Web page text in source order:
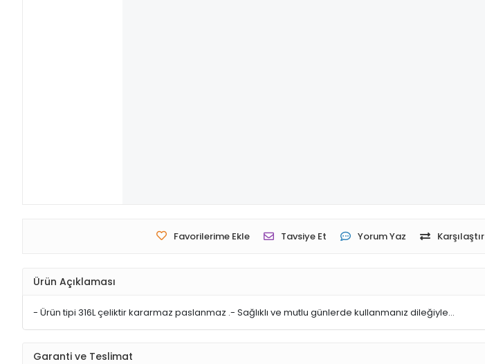
Favorilerime Ekle Tavsiye Et Yorum Yaz Karşılaştır
Ürün Açıklaması
- Ürün tipi 316L çeliktir kararmaz paslanmaz .- Sağlıklı ve mutlu günlerde kullanmanız dileğiyle…
Garanti ve Teslimat